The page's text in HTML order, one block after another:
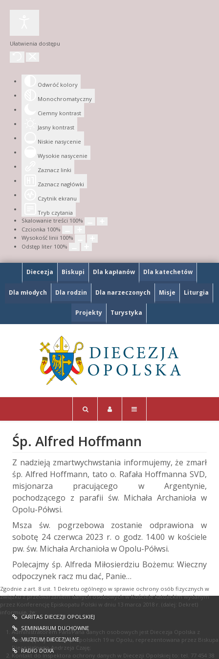
Ułatwienia dostępu
Odwróć kolory
Monochromatyczny
Ciemny kontrast
Jasny kontrast
Niskie nasycenie
Wysokie nasycenie
Zaznacz linki
Zaznacz nagłówki
Czytnik ekranu
Tryb czytania
Skalowanie treści 100%
Czcionka 100%
Wysokość linii 100%
Odstęp liter 100%
Diecezja Biskupi Dla kapłanów Dla katechetów
Dla młodych Dla rodzin Dla narzeczonych Misje Liturgia
Projekty Turystyka
Śp. Alfred Hoffmann
Z nadzieją zmartwychwstania informujemy, że zmarł
śp. Alfred Hoffmann, tato o. Rafała Hoffmanna SVD,
misjonarza pracującego w Argentynie,
pochodzącego z parafii św. Michała Archanioła w
Opolu-Półwsi.
Msza św. pogrzebowa zostanie odprawiona w
sobotę 24 czerwca 2023 r. o godz. 14.00 w kościele
pw. św. Michała Archanioła w Opolu-Półwsi.
Polecajmy śp. Alfreda Miłosierdziu Bożemu: Wieczny
odpoczynek racz mu dać, Panie…
CARITAS DIECEZJI OPOLSKIEJ
SEMINIARIUM DUCHOWNE
MUZEUM DIECEZJALNE
RADIO DOXA
Zgodnie z art. 8 ust. 1 Dekretu ogólnego w sprawie ochrony osób fizycznych w
związku z przetwarzaniem danych osobowych w Kościele katolickim wydanym
przez Konferencję Episkopatu Polski w dniu 13 marca 2018 r. (dalej: Dekret)
informuję, że:
Administratorem Pani/Pana danych osobowych jest Diecezja Opolska z
siedzibą przy ul. Książąt Opolskich 19 w Opolu, reprezentowana przez Biskupa
Diecezjalnego Andrzeja Czaję;
Kontakt do Inspektora ochrony danych w Diecezji Opolskiej to: tel. 77 454 38